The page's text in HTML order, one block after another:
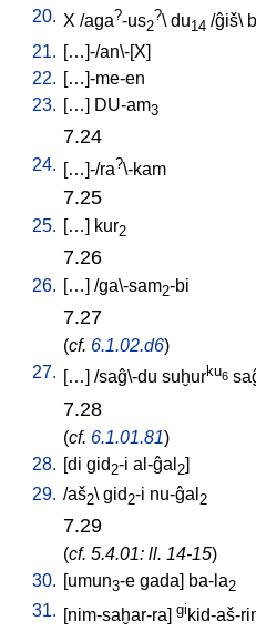
20. X /aga?-us2
?\ du14 /ĝiš\
21. […]-/an\-[X]
22. […]-me-en
23. […] DU-am3
7.24
24. […]-/ra?\-kam
7.25
25. […] kur2
7.26
26. […] /ga\-sam2-bi
7.27
(cf. 6.1.02.d6)
27. […] /saĝ\-du suḫurku6
7.28
(cf. 6.1.01.81)
28. [di gid 2-i al-ĝal 2]
29. /aš2\ gid 2-i nu-ĝal 2
7.29
(cf. 5.4.01: ll. 14-15)
30. [umun3-e gada] ba-la2
31. [nim-saḫar-ra] gi kid-aš-